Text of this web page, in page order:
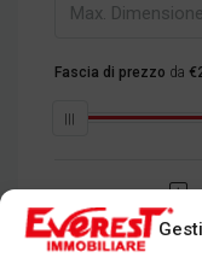
Fascia di prezzo da